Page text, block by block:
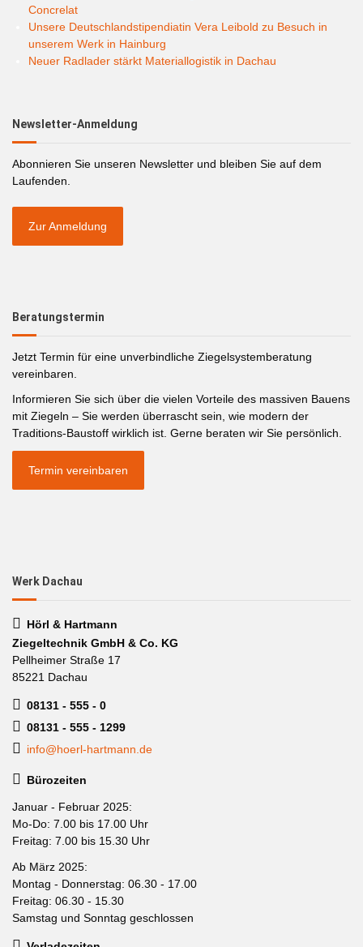
Concrelat
Unsere Deutschlandstipendiatin Vera Leibold zu Besuch in
unserem Werk in Hainburg
Neuer Radlader stärkt Materiallogistik in Dachau
Newsletter-Anmeldung
Abonnieren Sie unseren Newsletter und bleiben Sie auf dem
Laufenden.
Zur Anmeldung
Beratungstermin
Jetzt Termin für eine unverbindliche Ziegelsystemberatung
vereinbaren.
Informieren Sie sich über die vielen Vorteile des massiven Bauens
mit Ziegeln – Sie werden überrascht sein, wie modern der
Traditions-Baustoff wirklich ist. Gerne beraten wir Sie persönlich.
Termin vereinbaren
Werk Dachau
Hörl & Hartmann
Ziegeltechnik GmbH & Co. KG
Pellheimer Straße 17
85221 Dachau
08131 - 555 - 0
08131 - 555 - 1299
info@hoerl-hartmann.de
Bürozeiten
Januar - Februar 2025:
Mo-Do: 7.00 bis 17.00 Uhr
Freitag: 7.00 bis 15.30 Uhr
Ab März 2025:
Montag - Donnerstag: 06.30 - 17.00
Freitag: 06.30 - 15.30
Samstag und Sonntag geschlossen